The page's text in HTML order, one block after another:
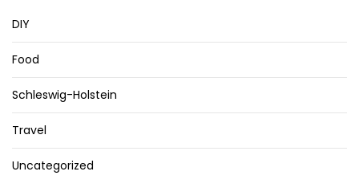
DIY
Food
Schleswig-Holstein
Travel
Uncategorized